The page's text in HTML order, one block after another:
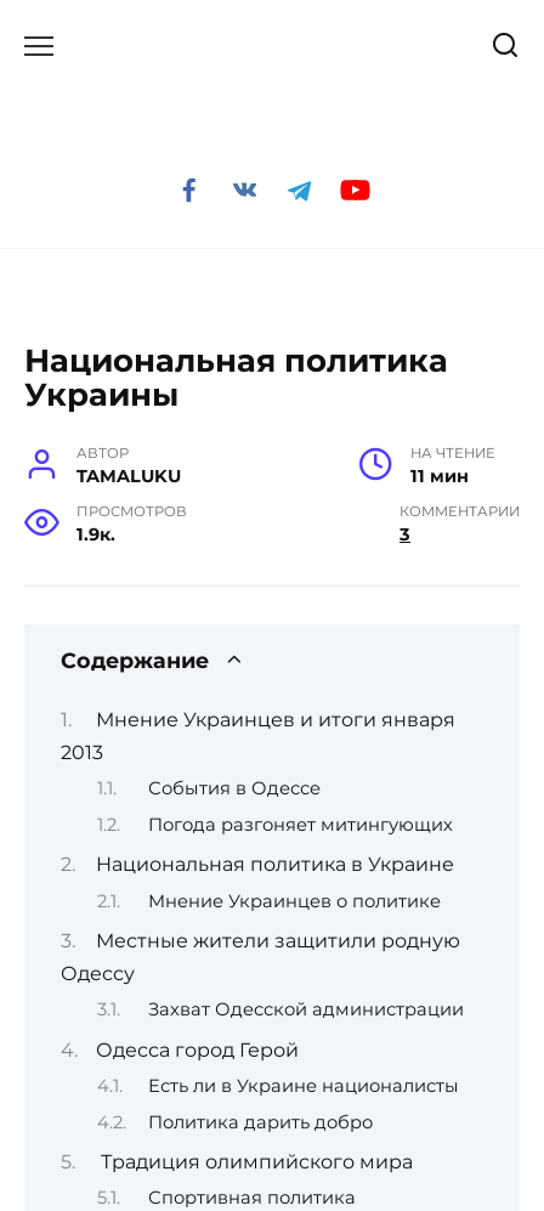
Национальная политика
Украины
АВТОР
TAMALUKU
НА ЧТЕНИЕ
11 мин
ПРОСМОТРОВ
1.9к.
КОММЕНТАРИИ
3
Содержание
Мнение Украинцев и итоги января
2013
События в Одессе
Погода разгоняет митингующих
Национальная политика в Украине
Мнение Украинцев о политике
Местные жители защитили родную
Одессу
Захват Одесской администрации
Одесса город Герой
Есть ли в Украине националисты
Политика дарить добро
Традиция олимпийского мира
Спортивная политика